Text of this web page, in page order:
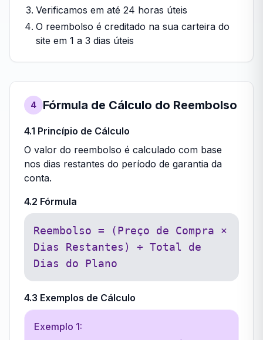
Verificamos em até 24 horas úteis
O reembolso é creditado na sua carteira do
site em 1 a 3 dias úteis
4 Fórmula de Cálculo do Reembolso
4.1 Princípio de Cálculo
O valor do reembolso é calculado com base
nos dias restantes do período de garantia da
conta.
4.2 Fórmula
Reembolso = (Preço de Compra ×
Dias Restantes) ÷ Total de
Dias do Plano
4.3 Exemplos de Cálculo
Exemplo 1: